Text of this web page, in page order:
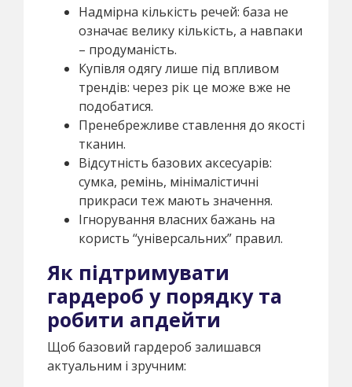
Надмірна кількість речей: база не
означає велику кількість, а навпаки
– продуманість.
Купівля одягу лише під впливом
трендів: через рік це може вже не
подобатися.
Пренебрежливе ставлення до якості
тканин.
Відсутність базових аксесуарів:
сумка, ремінь, мінімалістичні
прикраси теж мають значення.
Ігнорування власних бажань на
користь “універсальних” правил.
Як підтримувати
гардероб у порядку та
робити апдейти
Щоб базовий гардероб залишався
актуальним і зручним: